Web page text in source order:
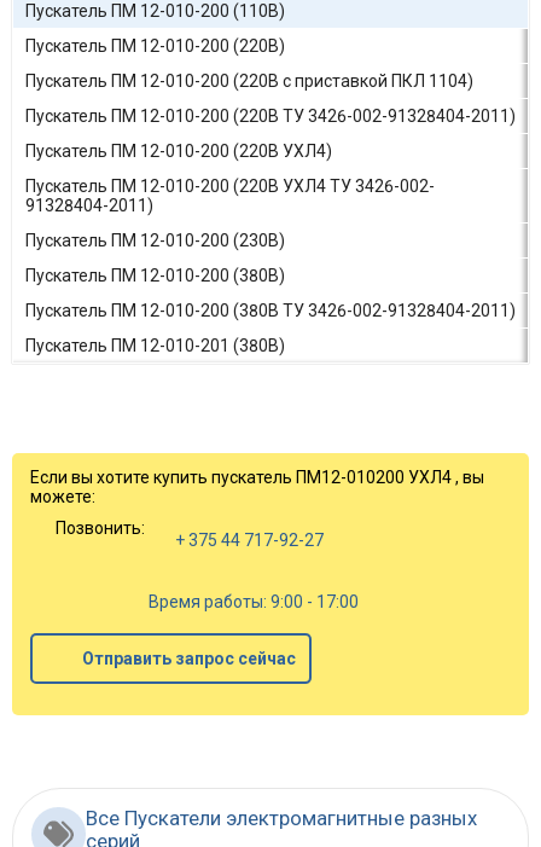
Пускатель ПМ 12-010-200 (110В)
Пускатель ПМ 12-010-200 (220В)
Пускатель ПМ 12-010-200 (220В с приставкой ПКЛ 1104)
Пускатель ПМ 12-010-200 (220В ТУ 3426-002-91328404-2011)
Пускатель ПМ 12-010-200 (220В УХЛ4)
Пускатель ПМ 12-010-200 (220В УХЛ4 ТУ 3426-002-
91328404-2011)
Пускатель ПМ 12-010-200 (230В)
Пускатель ПМ 12-010-200 (380В)
Пускатель ПМ 12-010-200 (380В ТУ 3426-002-91328404-2011)
Пускатель ПМ 12-010-201 (380В)
Если вы хотите купить пускатель ПМ12-010200 УХЛ4 , вы
можете:
Позвонить:
+ 375 44 717-92-27
Время работы: 9:00 - 17:00
Отправить запрос сейчас
Все Пускатели электромагнитные разных
серий